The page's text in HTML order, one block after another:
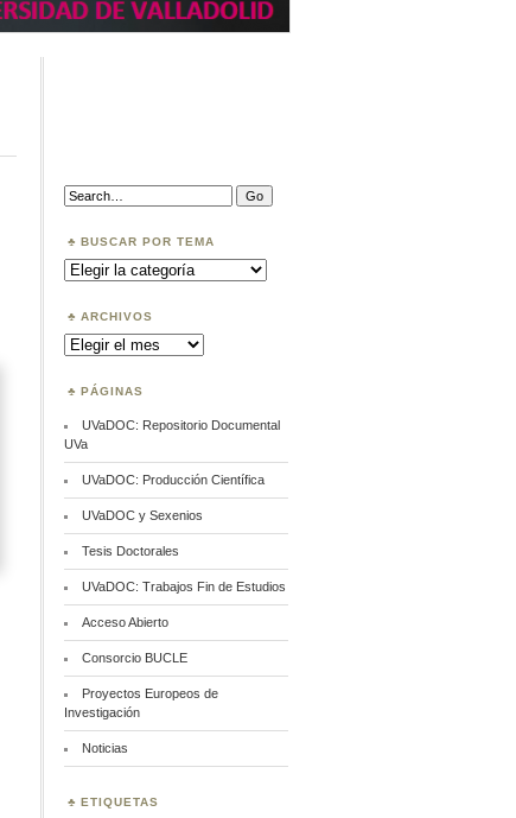
Search:
BUSCAR POR TEMA
Buscar
por
ARCHIVOS
Archivos
PÁGINAS
UVaDOC: Repositorio Documental
UVa
UVaDOC: Producción Científica
UVaDOC y Sexenios
Tesis Doctorales
UVaDOC: Trabajos Fin de Estudios
Acceso Abierto
Consorcio BUCLE
Proyectos Europeos de
Investigación
Noticias
ETIQUETAS